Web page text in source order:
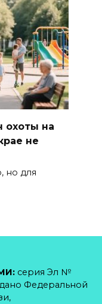
охоты на
не
но для
серия Эл №
Федеральной